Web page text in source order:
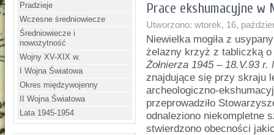
Pradzieje
Wczesne średniowiecze
Średniowiecze i
nowożytność
Wojny XV-XIX w.
I Wojna Światowa
Okres międzywojenny
II Wojna Światowa
Lata 1945-1954
Prace ekshumacyjne w
Utworzono: wtorek, 16,
Niewielka mogiła z
żelazny krzyż z tabliczką
Żołnierza 1945 – 18.V.93 r.
znajdujące się przy skraju
archeologiczno-
przeprowadziło
odnaleziono niekompletne
stwierdzono obecności